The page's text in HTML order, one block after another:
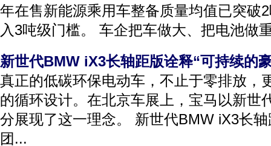
年在售新能源乘用车整备质量均值已突破
入3吨级门槛。 车企把车做大、把电池做
新世代BMW iX3长轴距版诠释“可持续的
真正的低碳环保电动车，不止于零排放，
的循环设计。在北京车展上，宝马以新世
分展现了这一理念。 新世代BMW iX3长
团...